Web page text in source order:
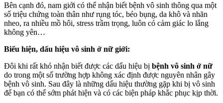
Bên cạnh đó, nam giới có thể nhận biết bệnh vô sinh thông qua một
số triệu chứng toàn thân như rụng tóc, béo bụng, da khô và nhăn
nheo, ra nhiều mồ hôi, stress trầm trọng, luôn có cảm giác lo lắng
không yên…
Biểu hiện, dấu hiệu vô sinh ở nữ giới:
Đôi khi rất khó nhận biết được các dấu hiệu bị bệnh vô sinh ở nữ
do trong một số trường hợp không xác định được nguyên nhân gây
bệnh vô sinh. Sau đây là những dấu hiệu thường gặp khi bị vô sinh
để bạn có thể sớm phát hiện và có các biện pháp khắc phục kịp thời.